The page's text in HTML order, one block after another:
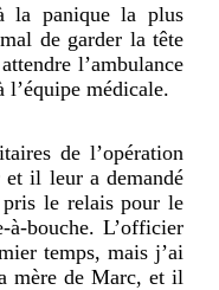
la panique la plus
de garder la tête
l’ambulance
l’équipe médicale.
de l’opération
et il leur a demandé
le relais pour le
à-bouche. L’officier
temps, mais j’ai
mère de Marc, et il